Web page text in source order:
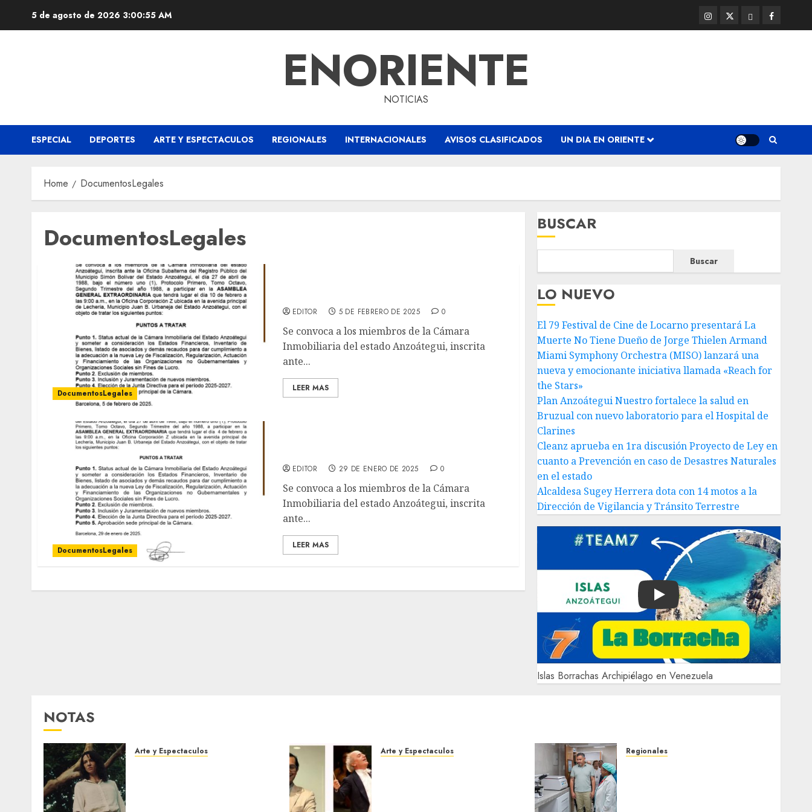
5 de agosto de 2026 3:00:55 AM
Instagram
@EnOriente
Twitter
(X)
ThreadsFacebook
ENORIENTE
NOTICIAS
ESPECIAL DEPORTES ARTE Y ESPECTACULOS REGIONALES INTERNACIONALES AVISOS CLASIFICADOS UN DIA EN ORIENTE
Home DocumentosLegales
DocumentosLegales
DocumentosLegales
EDITOR 5 DE FEBRERO DE 2025 0
Se convoca a los miembros de la Cámara
Inmobiliaria del estado Anzoátegui, inscrita
ante...
LEER MAS
DocumentosLegales
EDITOR 29 DE ENERO DE 2025 0
Se convoca a los miembros de la Cámara
Inmobiliaria del estado Anzoátegui, inscrita
ante...
LEER MAS
BUSCAR
Buscar
LO NUEVO
El 79 Festival de Cine de Locarno presentará La
Muerte No Tiene Dueño de Jorge Thielen Armand
Miami Symphony Orchestra (MISO) lanzará una
nueva y emocionante iniciativa llamada «Reach for
the Stars»
Plan Anzoátegui Nuestro fortalece la salud en
Bruzual con nuevo laboratorio para el Hospital de
Clarines
Cleanz aprueba en 1ra discusión Proyecto de Ley en
cuanto a Prevención en caso de Desastres Naturales
en el estado
Alcaldesa Sugey Herrera dota con 14 motos a la
Dirección de Vigilancia y Tránsito Terrestre
Play
Islas Borrachas Archipiélago en Venezuela
NOTAS
Arte y Espectaculos Arte y Espectaculos Regionales